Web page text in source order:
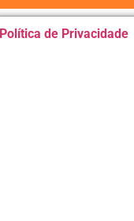
Política de Privacidade